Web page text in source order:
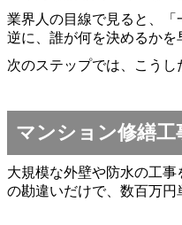
業界人の目線で見ると、「
逆に、誰が何を決めるかを
次のステップでは、こう
マンション修繕
大規模な外壁や防水の工
の勘違いだけで、数百万円